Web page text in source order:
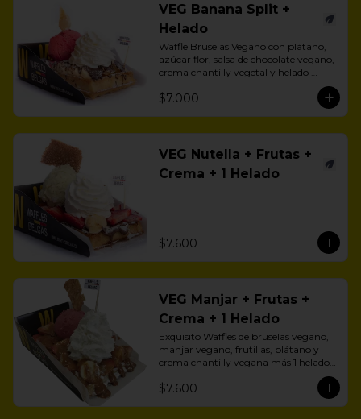
VEG Banana Split +
Helado
Waffle Bruselas Vegano con plátano,
azúcar flor, salsa de chocolate vegano,
crema chantilly vegetal y helado
$7.000
VEG Nutella + Frutas +
Crema + 1 Helado
$7.600
VEG Manjar + Frutas +
Crema + 1 Helado
Exquisito Waffles de bruselas vegano,
manjar vegano, frutillas, plátano y
crema chantilly vegana más 1 helado
$7.600